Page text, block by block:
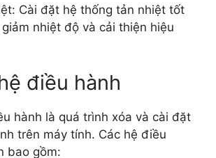
Cài đặt hệ thống tản nhiệt tốt
nhiệt độ và cải thiện hiệu
điều hành
hành là quá trình xóa và cài đặt
trên máy tính. Các hệ điều
bao gồm: